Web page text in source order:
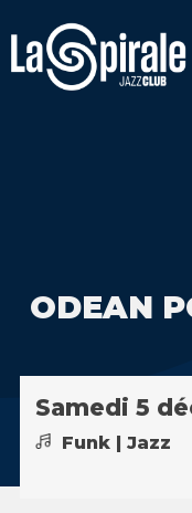
ODEAN
Samedi 5
Funk | Jazz